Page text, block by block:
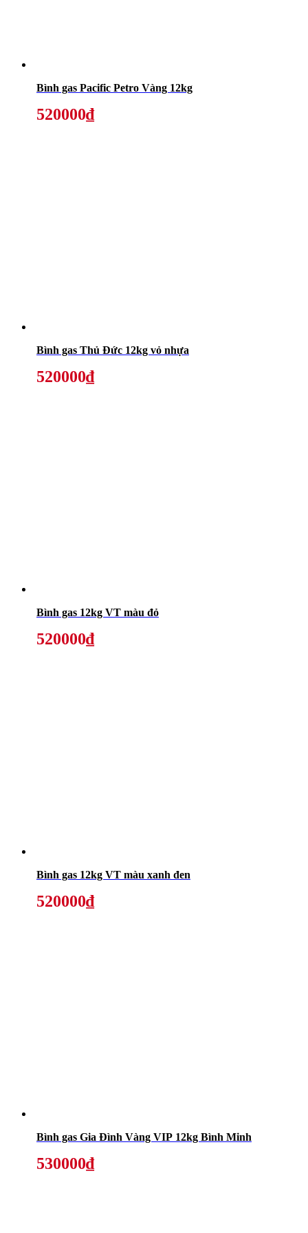
Bình gas Pacific Petro Vàng 12kg
520000₫
Bình gas Thủ Đức 12kg vỏ nhựa
520000₫
Bình gas 12kg VT màu đỏ
520000₫
Bình gas 12kg VT màu xanh đen
520000₫
Bình gas Gia Đình Vàng VIP 12kg Bình Minh
530000₫